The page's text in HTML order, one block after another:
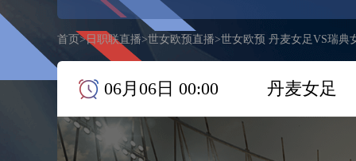
首页 >日职联直播>世女欧预直播>世女欧预 丹麦女足VS瑞典
06月06日 00:00 丹麦女足